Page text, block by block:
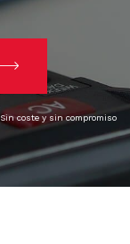
Sin coste y sin compromiso